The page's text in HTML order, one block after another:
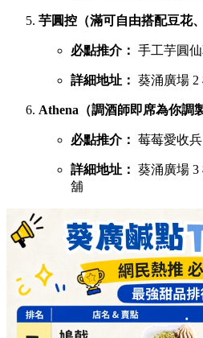
芋圓控（滿可自由搭配豆花
必點推介： 手工芋圓
詳細地址： 葵涌廣場 2
Athena（調酒師即席為你調
必點推介： 莓莓愛收
詳細地址： 葵涌廣場 3
舖